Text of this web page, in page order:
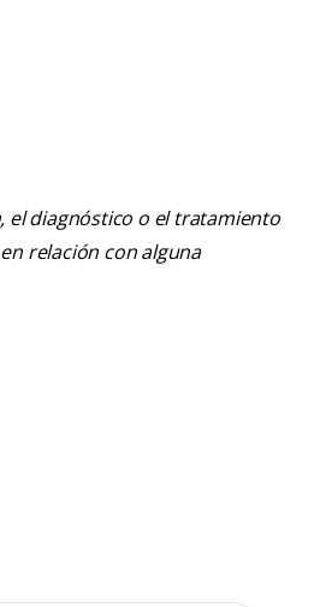
el diagnóstico o el tratamiento
relación con alguna